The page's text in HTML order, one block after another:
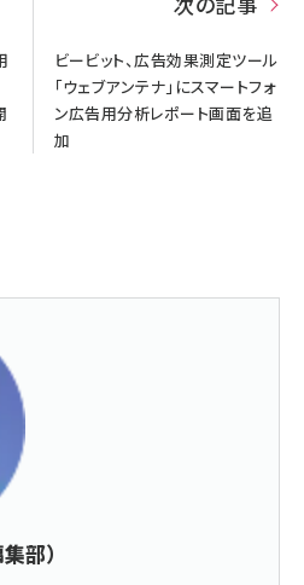
ビービット、広告効果測定ツール
「ウェブアンテナ」にスマートフォ
ン広告用分析レポート画面を追
加
部）